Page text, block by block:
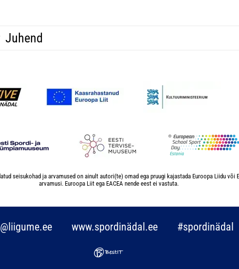
Juhend
seisukohad ja arvamused on ainult autori(te) omad ega pruugi kajastada Euroopa Liidu või
arvamusi. Euroopa Liit ega EACEA nende eest ei vastuta.
www.spordinädal.ee #spordinädal